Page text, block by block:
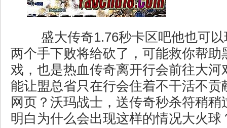
盛大传奇1.76秒卡区吧他也可以
两个手下败将给砍了，可能救你帮助
戏，也是热血传奇离开行会前往大河
能让盟总省只在行会住着不干活不贡
网页？沃玛战士，送传奇秒杀符稍稍
明白为什么会出现这样的情况大火球